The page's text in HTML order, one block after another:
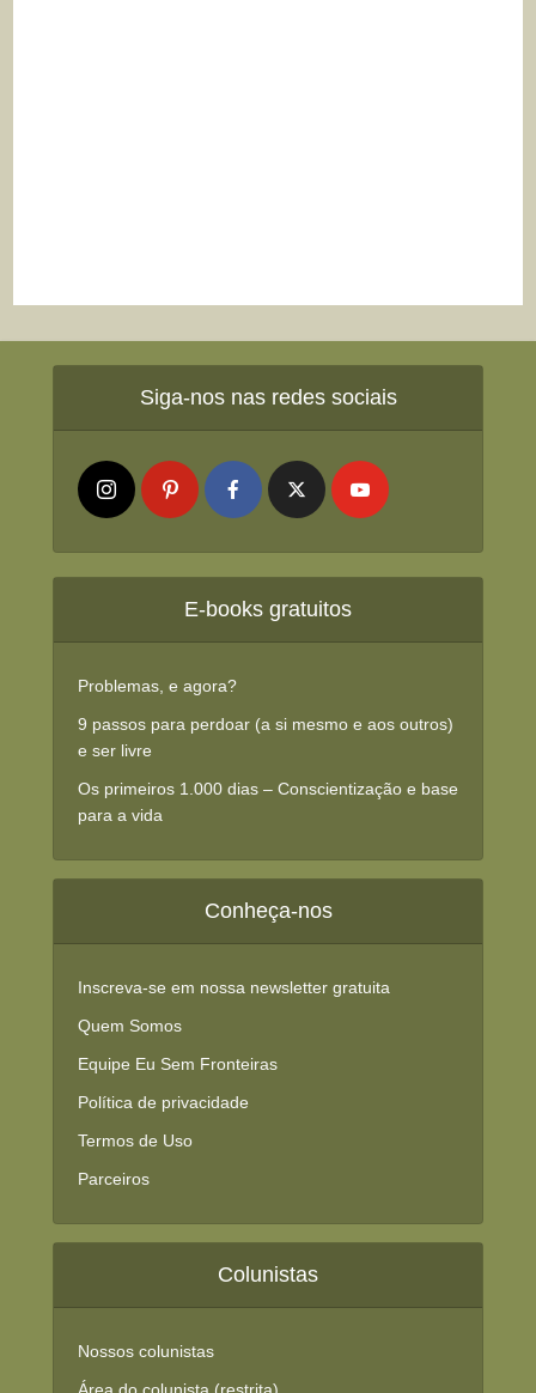
Siga-nos nas redes sociais
E-books gratuitos
Problemas, e agora?
9 passos para perdoar (a si mesmo e aos outros)
e ser livre
Os primeiros 1.000 dias – Conscientização e base
para a vida
Conheça-nos
Inscreva-se em nossa newsletter gratuita
Quem Somos
Equipe Eu Sem Fronteiras
Política de privacidade
Termos de Uso
Parceiros
Colunistas
Nossos colunistas
Área do colunista (restrita)